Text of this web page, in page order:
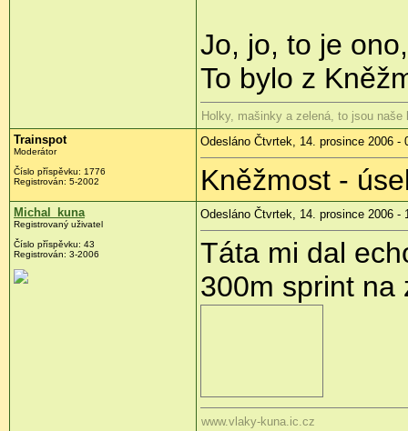
Jo, jo, to je
To bylo z
Holky, mašinky a zelená, to jsou naše
Trainspot
Moderátor
Číslo příspěvku: 1776
Registrován: 5-2002
Odesláno Čtvrtek, 14. prosince 2006 -
Kněžmost -
Michal_kuna
Registrovaný uživatel
Číslo příspěvku: 43
Registrován: 3-2006
Odesláno Čtvrtek, 14. prosince 2006 -
Táta mi dal
300m sprint na
www.vlaky-kuna.ic.cz